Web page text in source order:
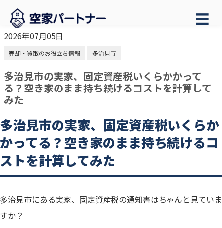
☰
2026年07月05日
売却・買取のお役立ち情報 多治見市
多治見市の実家、固定資産税いくらかかって
る？空き家のまま持ち続けるコストを計算して
みた
多治見市の実家、固定資産税いくらか
かってる？空き家のまま持ち続けるコ
ストを計算してみた
多治見市にある実家、固定資産税の通知書はちゃんと見ていま
すか？